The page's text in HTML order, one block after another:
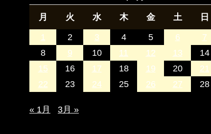
月 火 水 木 金 土 日
1 2 3 4 5 6
7
8
9 10 11 12 13
14
15
16 17 18 19 20
21
22
23 24 25 26 27 28
« 1月 3月 »